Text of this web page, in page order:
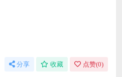
分享 收藏 点赞(0)